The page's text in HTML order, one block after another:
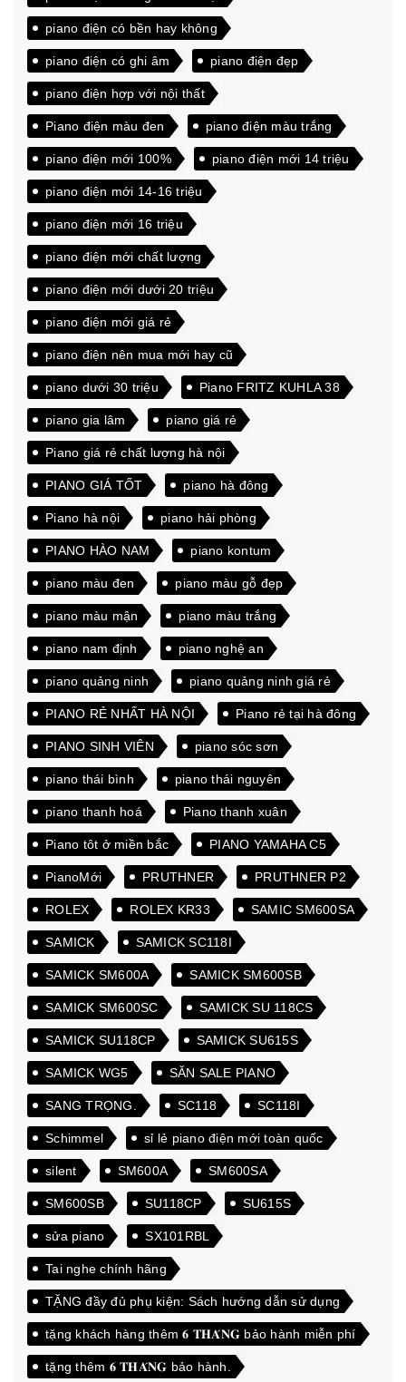
piano điện có bền hay không
piano điện có ghi âm piano điện đẹp
piano điện hợp với nội thất
Piano điện màu đen piano điện màu trắng
piano điện mới 100% piano điện mới 14 triệu
piano điện mới 14-16 triệu
piano điện mới 16 triệu
piano điện mới chất lượng
piano điện mới dưới 20 triệu
piano điện mới giá rẻ
piano điện nên mua mới hay cũ
piano dưới 30 triệu Piano FRITZ KUHLA 38
piano gia lâm piano giá rẻ
Piano giá rẻ chất lượng hà nội
PIANO GIÁ TỐT piano hà đông
Piano hà nội piano hải phòng
PIANO HÀO NAM piano kontum
piano màu đen piano màu gỗ đẹp
piano màu mận piano màu trắng
piano nam định piano nghệ an
piano quảng ninh piano quảng ninh giá rẻ
PIANO RẺ NHẤT HÀ NỘI Piano rẻ tại hà đông
PIANO SINH VIÊN piano sóc sơn
piano thái bình piano thái nguyên
piano thanh hoá Piano thanh xuân
Piano tôt ở miền bắc PIANO YAMAHA C5
PianoMới PRUTHNER PRUTHNER P2
ROLEX ROLEX KR33 SAMIC SM600SA
SAMICK SAMICK SC118I
SAMICK SM600A SAMICK SM600SB
SAMICK SM600SC SAMICK SU 118CS
SAMICK SU118CP SAMICK SU615S
SAMICK WG5 SĂN SALE PIANO
SANG TRỌNG. SC118 SC118I
Schimmel sỉ lẻ piano điện mới toàn quốc
silent SM600A SM600SA
SM600SB SU118CP SU615S
sửa piano SX101RBL
Tai nghe chính hãng
TẶNG đầy đủ phụ kiện: Sách hướng dẫn sử dụng
tặng khách hàng thêm 𝟔 𝐓𝐇𝐀́𝐍𝐆 bảo hành miễn phí
tặng thêm 𝟔 𝐓𝐇𝐀́𝐍𝐆 bảo hành.